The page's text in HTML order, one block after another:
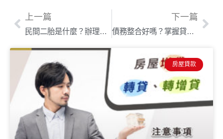
上一篇
民間二胎是什麼？辦理民間二胎房貸6大注意事項看過來
下一篇
債務整合好嗎？掌握貸款整合5大原則 輕鬆減輕債務壓力
房屋貸款